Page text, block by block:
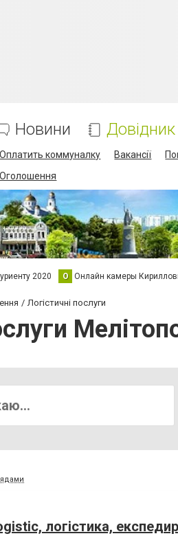
Новини Довідник
Оплатить коммуналку Вакансії
Оголошення
2020 О Онлайн камеры
Логістичні послуги
логістика,